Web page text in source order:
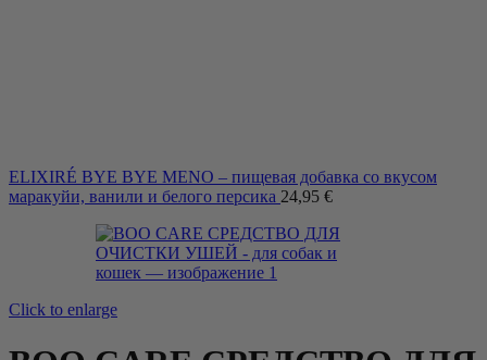
ELIXIRÉ BYE BYE MENO – пищевая добавка со вкусом
маракуйи, ванили и белого персика 24,95 €
Click to enlarge